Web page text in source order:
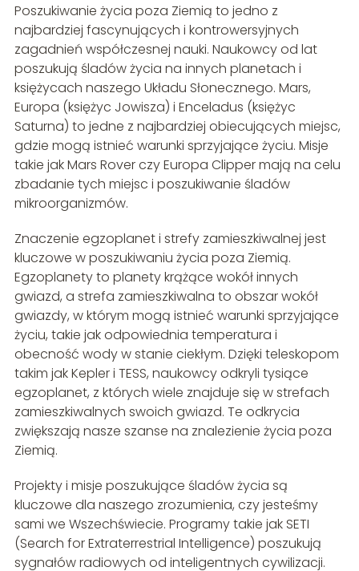
Poszukiwanie życia poza Ziemią to jedno z
najbardziej fascynujących i kontrowersyjnych
zagadnień współczesnej nauki. Naukowcy od lat
poszukują śladów życia na innych planetach i
księżycach naszego Układu Słonecznego. Mars,
Europa (księżyc Jowisza) i Enceladus (księżyc
Saturna) to jedne z najbardziej obiecujących miejsc,
gdzie mogą istnieć warunki sprzyjające życiu. Misje
takie jak Mars Rover czy Europa Clipper mają na celu
zbadanie tych miejsc i poszukiwanie śladów
mikroorganizmów.
Znaczenie egzoplanet i strefy zamieszkiwalnej jest
kluczowe w poszukiwaniu życia poza Ziemią.
Egzoplanety to planety krążące wokół innych
gwiazd, a strefa zamieszkiwalna to obszar wokół
gwiazdy, w którym mogą istnieć warunki sprzyjające
życiu, takie jak odpowiednia temperatura i
obecność wody w stanie ciekłym. Dzięki teleskopom
takim jak Kepler i TESS, naukowcy odkryli tysiące
egzoplanet, z których wiele znajduje się w strefach
zamieszkiwalnych swoich gwiazd. Te odkrycia
zwiększają nasze szanse na znalezienie życia poza
Ziemią.
Projekty i misje poszukujące śladów życia są
kluczowe dla naszego zrozumienia, czy jesteśmy
sami we Wszechświecie. Programy takie jak SETI
(Search for Extraterrestrial Intelligence) poszukują
sygnałów radiowych od inteligentnych cywilizacji.